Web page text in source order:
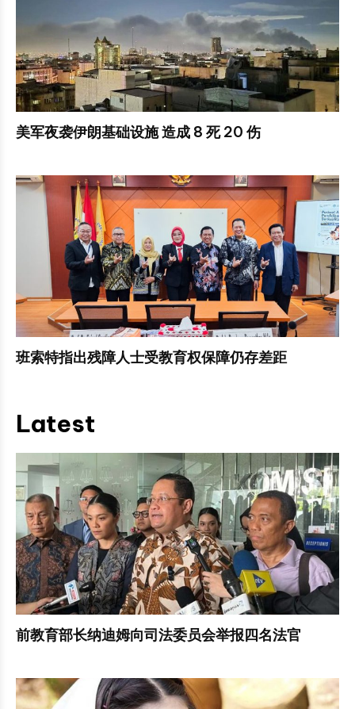
美军夜袭伊朗基础设施 造成 8 死 20 伤
班索特指出残障人士受教育权保障仍存差距
Latest
前教育部长纳迪姆向司法委员会举报四名法官